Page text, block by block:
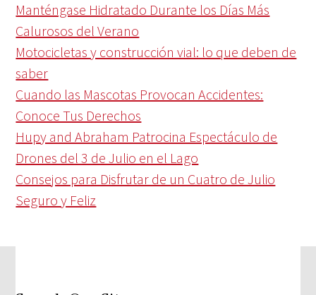
Manténgase Hidratado Durante los Días Más
Calurosos del Verano
Motocicletas y construcción vial: lo que deben de
saber
Cuando las Mascotas Provocan Accidentes:
Conoce Tus Derechos
Hupy and Abraham Patrocina Espectáculo de
Drones del 3 de Julio en el Lago
Consejos para Disfrutar de un Cuatro de Julio
Seguro y Feliz